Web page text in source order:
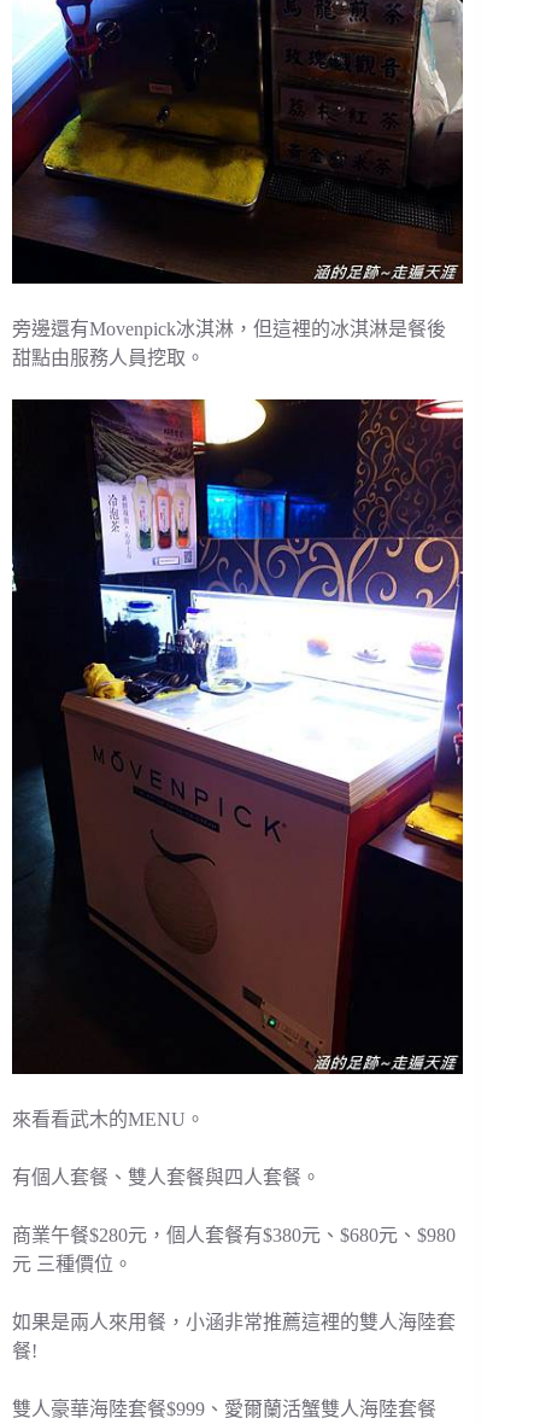
旁邊還有Movenpick冰淇淋，但這裡的冰淇淋是餐後
甜點由服務人員挖取。
來看看武木的MENU。
有個人套餐、雙人套餐與四人套餐。
商業午餐$280元，個人套餐有$380元、$680元、$980
元 三種價位。
如果是兩人來用餐，小涵非常推薦這裡的雙人海陸套
餐!
雙人豪華海陸套餐$999、愛爾蘭活蟹雙人海陸套餐